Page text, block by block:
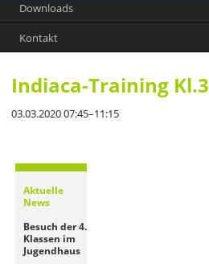
Downloads
Kontakt
Indiaca-Training
03.03.2020 07:45–11:15
Aktuelle
News
Besuch der 4.
Klassen im
Jugendhaus